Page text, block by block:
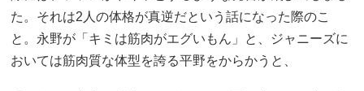
た。それは2人の体格が真逆だという話になった際のこ
と。永野が「キミは筋肉がエグいもん」と、ジャニーズに
おいては筋肉質な体型を誇る平野をからかうと、